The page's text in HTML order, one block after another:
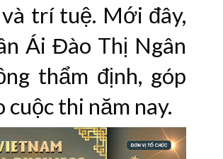
trí tuệ. Mới đây,
Ái Đào Thị Ngân
thẩm định, góp
thi năm nay.